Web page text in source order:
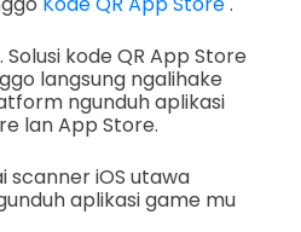
kode QR App Store
langsung ngalihake
ngunduh aplikasi
lan App Store.
scanner iOS utawa
aplikasi game mu